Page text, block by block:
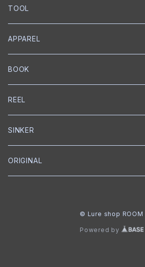
プロップベイト
シャッド
リップレスクランク
チャターベイト
Megabass
クランクベイト
ミノー
KEITECH
ブレードジグ
ワーム
EverGreen
クランクベイト
ワーム
BOTTOMUP
クランクベイト
ワイヤーベイト
DSTYLE
ワーム
reins
ベイトキャスティングロッド
Out≒Law
ベイトキャスティング
DESIGNO
LEBEN
Back BOSS
匠ブッシュ
グリス
オイル
mibro
ハンドルノブ
ハンドル
SHIMANO
グリス
トレブルフック
シングルフック
ICHIKAWA FISHING
トレブルフック
RYUGI
トレブルフック
シングルフック
がまかつ
トレブルフック
SEAGUAR
フロロカーボン
PE
SOLAROAM
フロロカーボン
ナイロン
DUEL
フロロカーボン
VARIVAS
ライン
ナイロン
TOOL
belmont
スプリットリングプライヤー
KS Craft
メジャー
タンブラー
Backboss
フィッシュグリップ
APPAREL
RAPALA
CAP
clef
CAP
SMITH
Tシャツ
NORIES
BOOK
REEL
SHIMANO
ベイトリール
ABU Garcia
SINKER
reins
ORIGINAL
© Lure shop ROOM
Powered by